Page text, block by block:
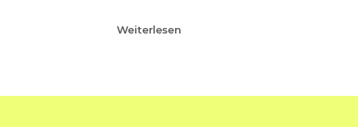
Weiterlesen